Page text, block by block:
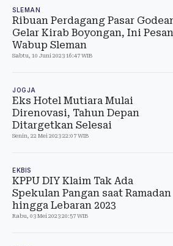
SLEMAN
Ribuan Perdagang Pasar
Gelar Kirab Boyongan, Ini Pesan
Wabup Sleman
Sabtu, 10 Juni 2023 16:47 WIB
JOGJA
Eks Hotel Mutiara Mulai
Direnovasi, Tahun Depan
Ditargetkan Selesai
Senin, 22 Mei 2023 22:07 WIB
EKBIS
KPPU DIY Klaim Tak Ada
Spekulan Pangan saat Ramadan
hingga Lebaran 2023
Rabu, 03 Mei 2023 20:57 WIB